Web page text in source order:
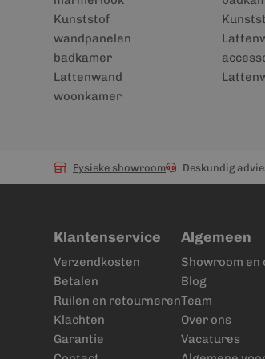
Kunststof
wandpanelen
badkamer
Lattenwand
woonkamer
Fysieke showroom Deskundig
Klantenservice
Verzendkosten
Betalen
Ruilen en retourneren
Klachten
Garantie
Algemeen
Showroom
Blog
Team
Over ons
Vacatures